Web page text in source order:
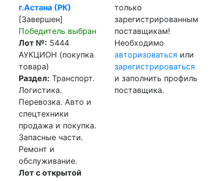
г.Астана (РК)
[Завершен]
Победитель выбран
Лот №: 5444
АУКЦИОН (покупка
товара)
Раздел: Транспорт.
Логистика.
Перевозка. Авто и
спецтехники
продажа и покупка.
Запасные части.
Ремонт и
обслуживание.
Лот с открытой
только
зарегистрированным
поставщикам!
Необходимо
авторизоваться или
зарегистрироваться
и заполнить профиль
поставщика.